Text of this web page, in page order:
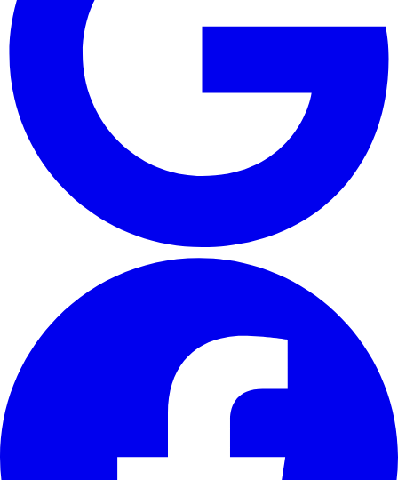
Cổng kết nối thông tin thủy sản. Cập nhật thị trường, giá cả, kỹ thuật
nuôi trồng thủy sản.